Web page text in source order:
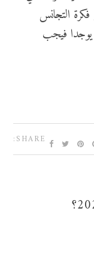
التجانس
يوجدا فيجب
SHARE: